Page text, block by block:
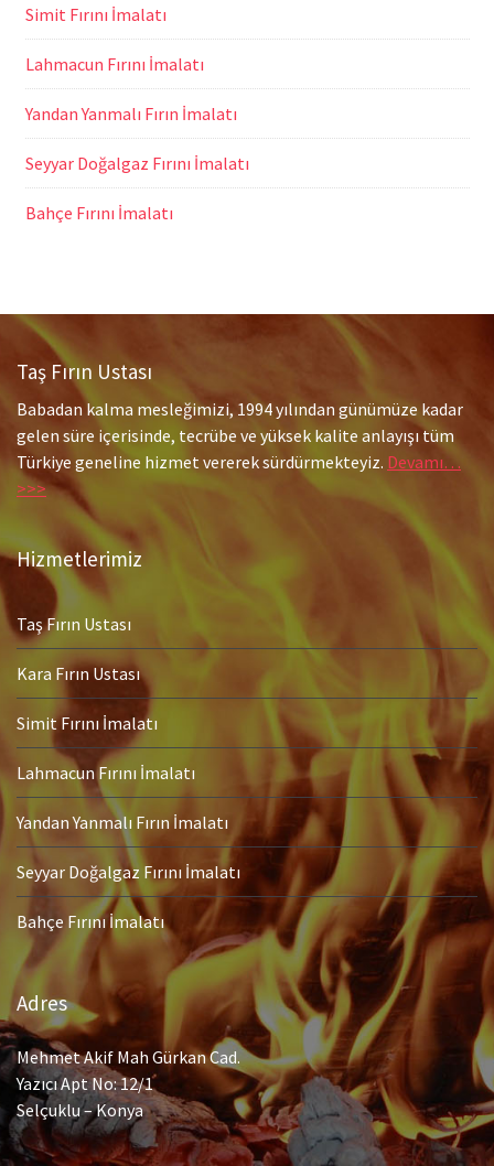
Simit Fırını İmalatı
Lahmacun Fırını İmalatı
Yandan Yanmalı Fırın İmalatı
Seyyar Doğalgaz Fırını İmalatı
Bahçe Fırını İmalatı
Taş Fırın Ustası
Babadan kalma mesleğimizi, 1994 yılından günümüze kadar
gelen süre içerisinde, tecrübe ve yüksek kalite anlayışı tüm
Türkiye geneline hizmet vererek sürdürmekteyiz. Devamı…
>>>
Hizmetlerimiz
Taş Fırın Ustası
Kara Fırın Ustası
Simit Fırını İmalatı
Lahmacun Fırını İmalatı
Yandan Yanmalı Fırın İmalatı
Seyyar Doğalgaz Fırını İmalatı
Bahçe Fırını İmalatı
Adres
Mehmet Akif Mah Gürkan Cad.
Yazıcı Apt No: 12/1
Selçuklu – Konya